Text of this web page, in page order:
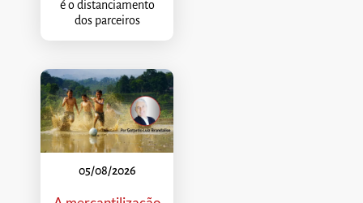
é o distanciamento
dos parceiros
05/08/2026